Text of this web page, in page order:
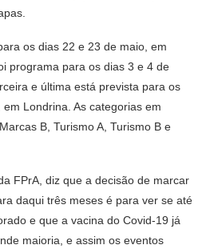
os dias 22 e 23 de maio, em
programa para os dias 3 e 4 de
e última está prevista para os
Londrina. As categorias em
B, Turismo A, Turismo B e
FPrA, diz que a decisão de marcar
daqui três meses é para ver se até
e que a vacina do Covid-19 já
maioria, e assim os eventos